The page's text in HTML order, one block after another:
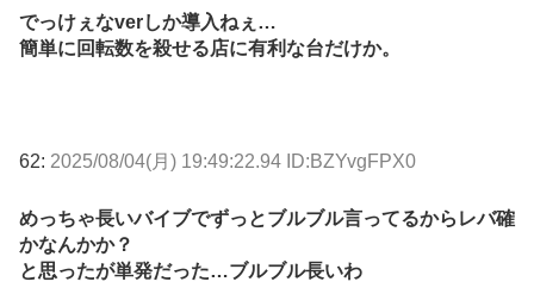
でっけぇなverしか導入ねぇ…
簡単に回転数を殺せる店に有利な台だけか。
62: 2025/08/04(月) 19:49:22.94 ID:BZYvgFPX0
めっちゃ長いバイブでずっとブルブル言ってるからレバ確
かなんかか？
と思ったが単発だった…ブルブル長いわ